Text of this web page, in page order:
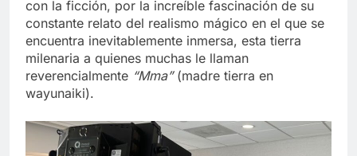
con la ficción, por la increíble fascinación de su
constante relato del realismo mágico en el que se
encuentra inevitablemente inmersa, esta tierra
milenaria a quienes muchas le llaman
reverencialmente “Mma”(madre tierra en
wayunaiki).